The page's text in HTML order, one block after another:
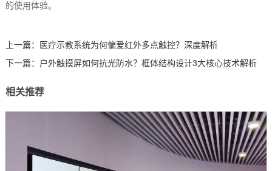
的使用体验。
上一篇：
医疗示教系统为何偏爱红外多点触控？深度解析
下一篇： 户外触摸屏如何抗光防水？框体结构设计3大核心技术解析
相关推荐